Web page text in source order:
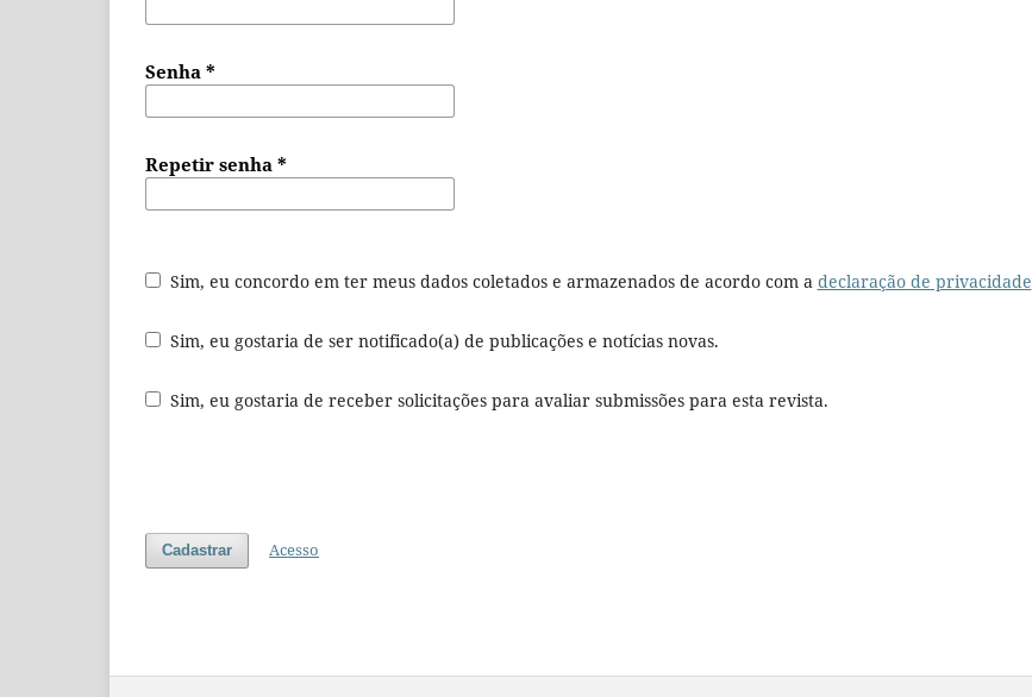
Senha*
Repetir senha*
Sim, eu concordo em ter meus dados coletados e armazenados de acordo com a declaração de privacidade
Sim, eu gostaria de ser notificado(a) de publicações e notícias novas.
Sim, eu gostaria de receber solicitações para avaliar submissões para esta revista.
Cadastrar Acesso